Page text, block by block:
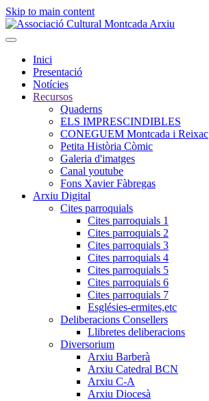
Skip to main content
Inici
Presentació
Notícies
Recursos
Quaderns
ELS IMPRESCINDIBLES
CONEGUEM Montcada i Reixac
Petita Història Còmic
Galeria d'imatges
Canal youtube
Fons Xavier Fàbregas
Arxiu Digital
Cites parroquials
Cites parroquials 1
Cites parroquials 2
Cites parroquials 3
Cites parroquials 4
Cites parroquials 5
Cites parroquials 6
Cites parroquials 7
Esglésies-ermites,etc
Deliberacions Consellers
Llibretes deliberacions
Diversorium
Arxiu Barberà
Arxiu Catedral BCN
Arxiu C-A
Arxiu Diocesà